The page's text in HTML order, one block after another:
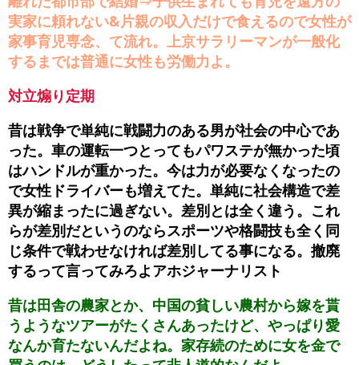
実家に頼れない&片親の収入だけで食えるので女性が
家事育児専念、て流れ。上京サラリーマンが一般化
するまでは普通に女性も労働力よ。
対立煽り定期
昔は戦争で単純に戦闘力のある男が社会の中心であ
った。車の運転一つとってもパワステが無かった頃
はハンドルが重かった。今は力が必要なくなったの
で女性ドライバーも増えてた。単純に社会構造で差
異が縮まったに過ぎない。差別とは全く違う。これ
らが差別だというのならスポーツや格闘技も全く同
じ条件で戦わせなければ差別してる事になる。撤廃
するって言ってみろよアホジャーナリスト
昔は田舎の農家とか、中国の貧しい農村から嫁を貰
うようなツアーがたくさんあったけど、やっぱり愛
なんか育たないんだよね。家存続のために女を金で